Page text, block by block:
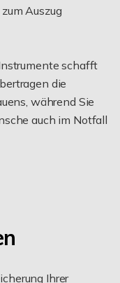
Auszug
schafft
die
während Sie
auch im Notfall
Ihrer